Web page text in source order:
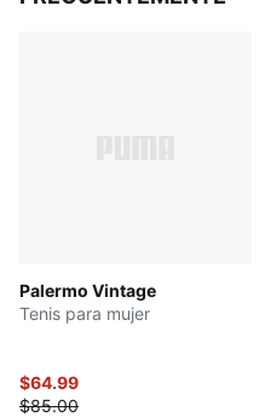
Palermo Vintage
Tenis para mujer
$64.99
$85.00